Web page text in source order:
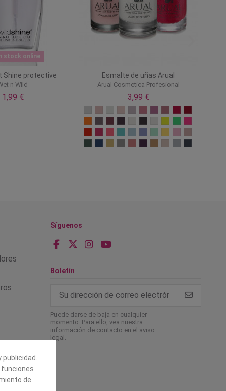
stock online
Shine protective
n Wild
1,99 €
Esmalte de uñas Arual
Arual Cosmetica Profesional
3,99 €
Síguenos
Boletín
Puede darse de baja en cualquier
momento. Para ello, vea nuestra
información de contacto en el aviso
legal.
publicidad.
de